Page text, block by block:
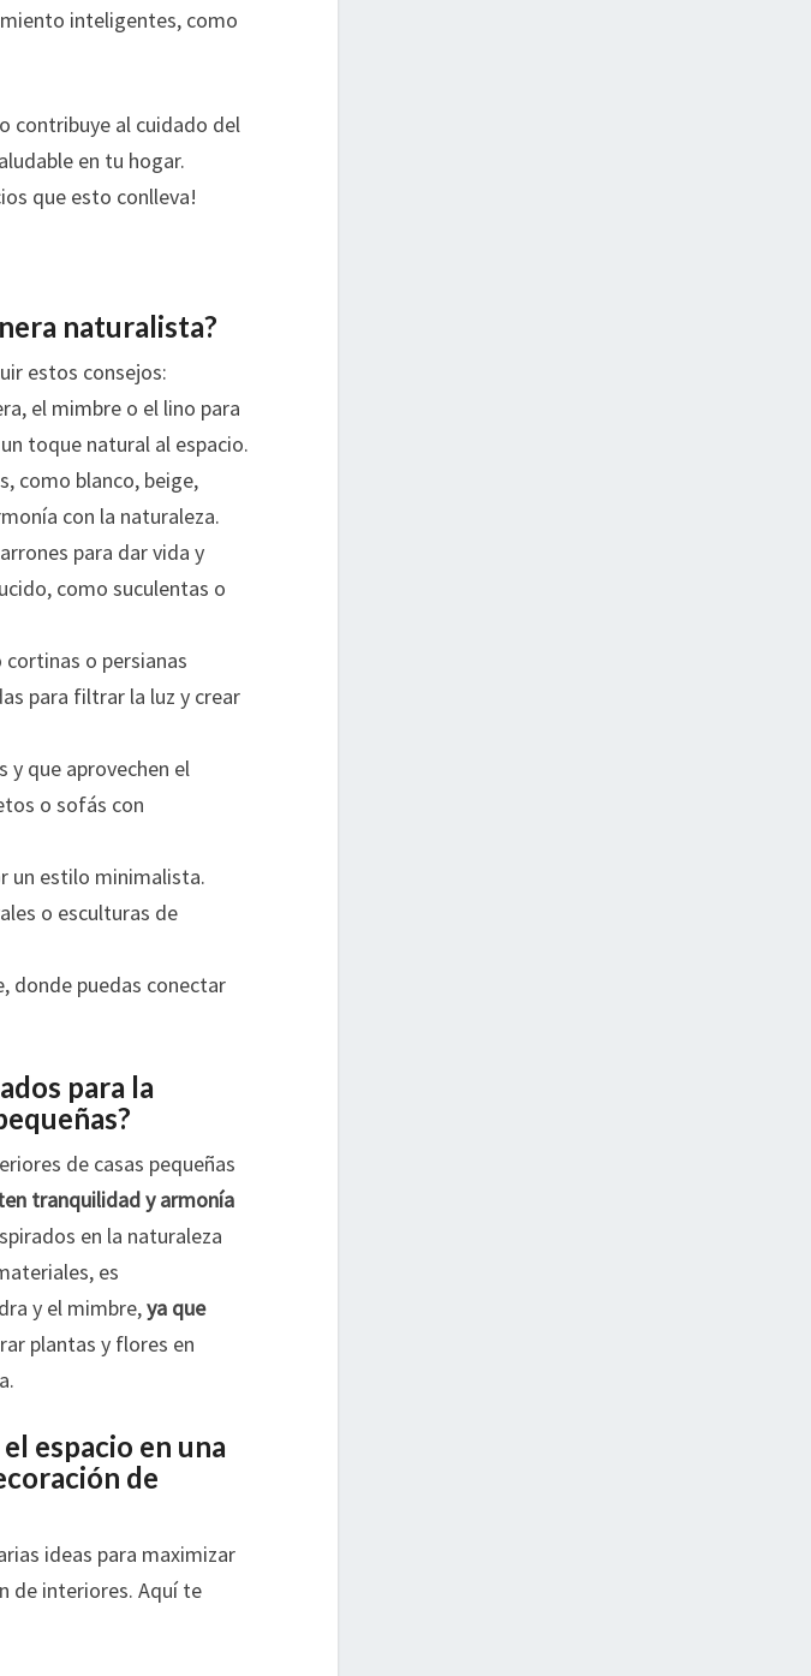
inteligentes, como
contribuye al cuidado del
en tu hogar.
que esto conlleva!
naturalista?
estos consejos:
el mimbre o el lino para
toque natural al espacio.
como blanco, beige,
con la naturaleza.
para dar vida y
como suculentas o
o persianas
para filtrar la luz y crear
y que aprovechen el
o sofás con
un estilo minimalista.
o esculturas de
donde puedas conectar
para la
de casas pequeñas
tranquilidad y armonía
en la naturaleza
es
y el mimbre,ya que
plantas y flores en
espacio en una
de
ideas para maximizar
de interiores. Aquí te